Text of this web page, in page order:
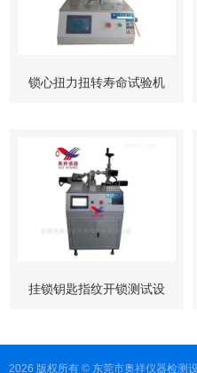
锁心扭力扭转寿命试验机
挂锁钥匙指纹开锁测试设
2026 版权所有 © 东莞市奥祥仪器检测